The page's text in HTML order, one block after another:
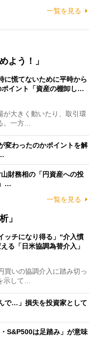
一覧を見る
よう！」
に慌てないために平時から
イント「資産の棚卸し…
大きく動いたり、取引環
。一方…
変わったのかポイントを解
財務相の「円資産への投
…
一覧を見る
」
ッチになり得る」“介入慣
る「日米協調為替介入」
いの協調介入に踏み切っ
示して…
で…」損失を投資家として
S&P500は足踏み」が意味